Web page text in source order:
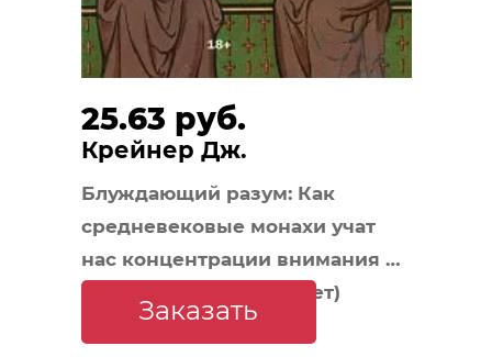
25.63 руб.
Крейнер Дж.
Блуждающий разум: Как
средневековые монахи учат
нас концентрации внимания и
усидчивости (европокет)
Заказать